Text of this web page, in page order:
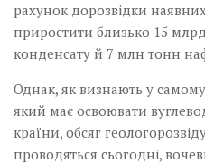
рахунок дорозвідки
приростити близько 15 млрд
конденсату й 7 млн тонн
Однак, як визнають у
який має освоювати
країни, обсяг
проводяться сьогодні,